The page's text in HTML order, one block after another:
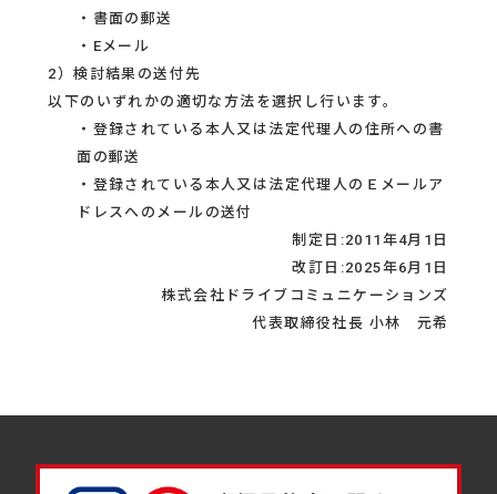
・書面の郵送
・Eメール
2）検討結果の送付先
以下のいずれかの適切な方法を選択し行います。
・登録されている本人又は法定代理人の住所への書
面の郵送
・登録されている本人又は法定代理人のＥメールア
ドレスへのメールの送付
制定日:2011年4月1日
改訂日:2025年6月1日
株式会社ドライブコミュニケーションズ
代表取締役社長 小林 元希